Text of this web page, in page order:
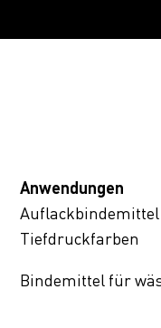
Anwendungen
Tiefdruckfarben
Bindemittel für